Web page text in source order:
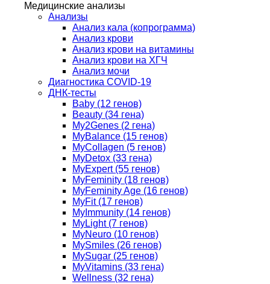
Медицинские анализы
Анализы
Анализ кала (копрограмма)
Анализ крови
Анализ крови на витамины
Анализ крови на ХГЧ
Анализ мочи
Диагностика COVID-19
ДНК-тесты
Baby (12 генов)
Beauty (34 гена)
My2Genes (2 гена)
MyBalance (15 генов)
MyCollagen (5 генов)
MyDetox (33 гена)
MyExpert (55 генов)
MyFeminity (18 генов)
MyFeminity Age (16 генов)
MyFit (17 генов)
MyImmunity (14 генов)
MyLight (7 генов)
MyNeuro (10 генов)
MySmiles (26 генов)
MySugar (25 генов)
MyVitamins (33 гена)
Wellness (32 гена)